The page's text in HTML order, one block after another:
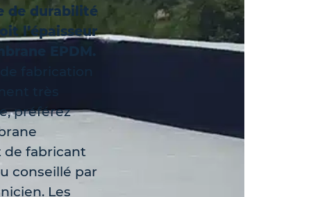
de durabilité
l’épaisseur
EPDM.
fabrication
très
préférez
de fabricant
conseillé par
Les